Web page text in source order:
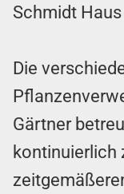
Schmidt
Die
Gärtner
kontinuierlich